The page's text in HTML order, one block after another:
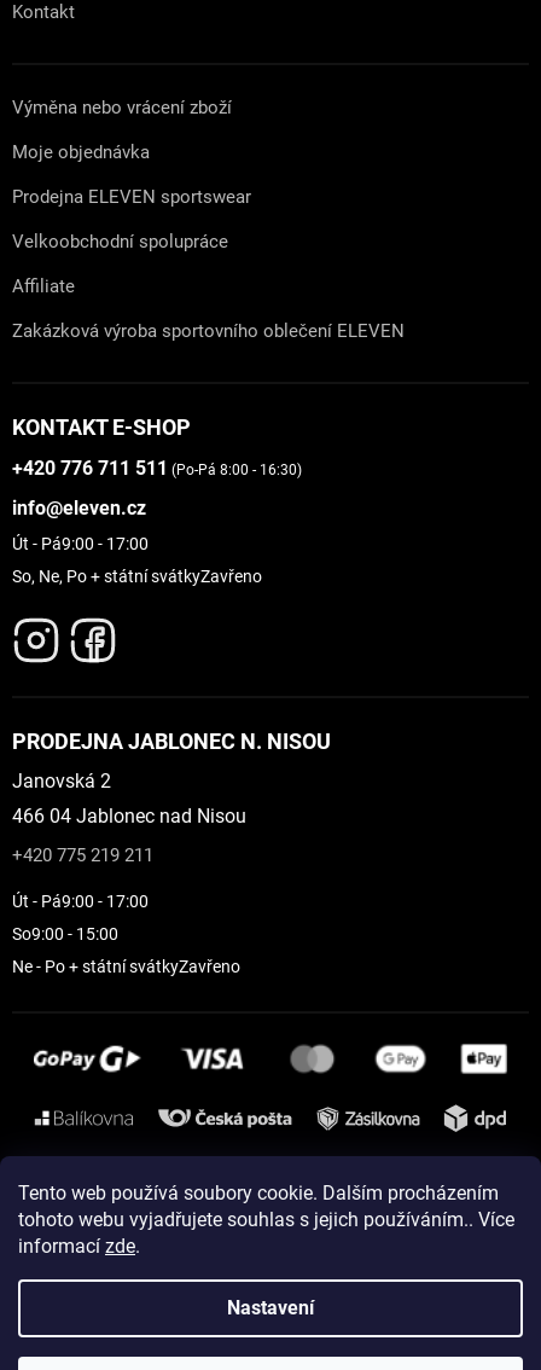
Tento web používá soubory cookie. Dalším procházením
tohoto webu vyjadřujete souhlas s jejich používáním.. Více
informací zde.
Nastavení
Kontakt
Výměna nebo vrácení zboží
Moje objednávka
Prodejna ELEVEN sportswear
Velkoobchodní spolupráce
Affiliate
Zakázková výroba sportovního oblečení ELEVEN
KONTAKT E-SHOP
+420 776 711 511 (Po-Pá 8:00 - 16:30)
info@eleven.cz
Út - Pá9:00 - 17:00
So, Ne, Po + státní svátkyZavřeno
PRODEJNA JABLONEC N. NISOU
Janovská 2
466 04 Jablonec nad Nisou
+420 775 219 211
Út - Pá9:00 - 17:00
So9:00 - 15:00
Ne - Po + státní svátkyZavřeno
Instagram
Vytvořil Shoptet
Copyright 2026ELEVEN sportswear. Všechna práva vyhrazena.